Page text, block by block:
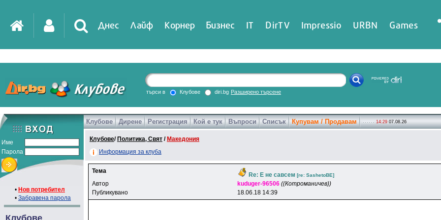
Днес Лайф Корнер Бизнес IT DirTV Impressio URBN Games
търси в Клубове diri.bg Разширено търсене
Име
Парола
• Нов потребител
• Забравена парола
Клубове
Клубове Дирене Регистрация Кой е тук Въпроси Списък Купувам / Продавам 14:29 07.08.26
Клубове/ Политика, Свят / Македония
Информация за клуба
Тема
Re: Е не савсем [re: SashetoBE]
Автор kuduger-96506 ((Котроманичев))
Публикувано
18.06.18 14:39